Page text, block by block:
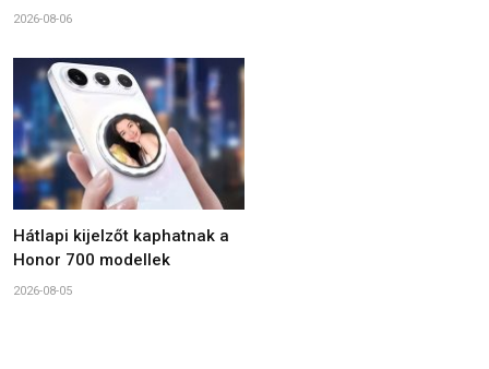
2026-08-06
Hátlapi kijelzőt kaphatnak a
Honor 700 modellek
2026-08-05